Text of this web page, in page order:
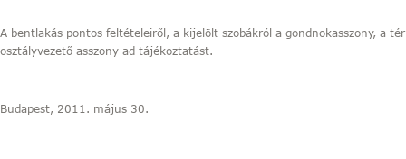
A bentlakás pontos feltételeiről, a kijelölt szobákról a gondnokasszony, a
osztályvezető asszony ad tájékoztatást.
Budapest, 2011. május 30.